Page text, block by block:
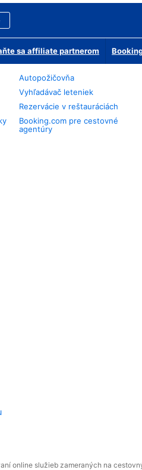
sa affiliate partnerom
Autopožičovňa
Vyhľadávač leteniek
Rezervácie v reštauráciách
Booking.com pre cestovné
agentúry
online služieb zameraných na